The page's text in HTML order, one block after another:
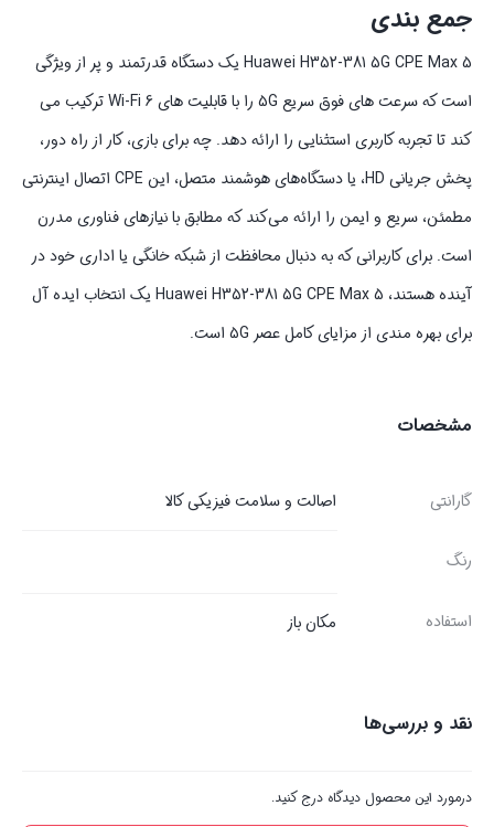
جمع بندی
Huawei H352-381 5G CPE Max 5 یک دستگاه قدرتمند و پر از ویژگی
است که سرعت های فوق سریع 5G را با قابلیت های Wi-Fi 6 ترکیب می
کند تا تجربه کاربری استثنایی را ارائه دهد. چه برای بازی، کار از راه دور،
پخش جریانی HD، یا دستگاه‌های هوشمند متصل، این CPE اتصال اینترنتی
مطمئن، سریع و ایمن را ارائه می‌کند که مطابق با نیازهای فناوری مدرن
است. برای کاربرانی که به دنبال محافظت از شبکه خانگی یا اداری خود در
آینده هستند، Huawei H352-381 5G CPE Max 5 یک انتخاب ایده آل
برای بهره مندی از مزایای کامل عصر 5G است.
مشخصات
گارانتی اصالت و سلامت فیزیکی کالا
رنگ
استفاده مکان باز
نقد و بررسی‌ها
درمورد این محصول دیدگاه درج کنید.